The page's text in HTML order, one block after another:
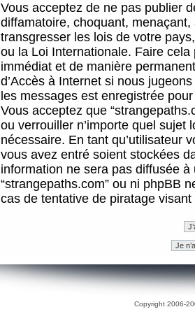
Vous acceptez de ne pas publier
diffamatoire, choquant,
transgresser les lois de votre
ou la Loi Internationale. Faire
immédiat et de manière
d’Accès à Internet si nous
les messages est enregistrée
Vous acceptez que
ou verrouiller n’importe quel sujet
nécessaire. En tant qu’utilisateur
vous avez entré soient stockées
information ne sera pas diffusée
“strangepaths.com” ou ni phpBB
cas de tentative de piratage
Copyright 2006-